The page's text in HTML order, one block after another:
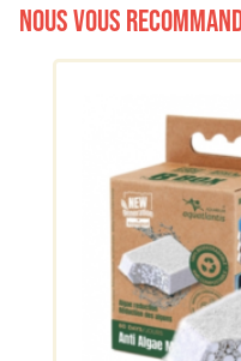
Nous vous